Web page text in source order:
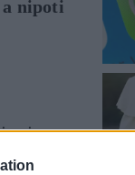
nipoti
sia
e